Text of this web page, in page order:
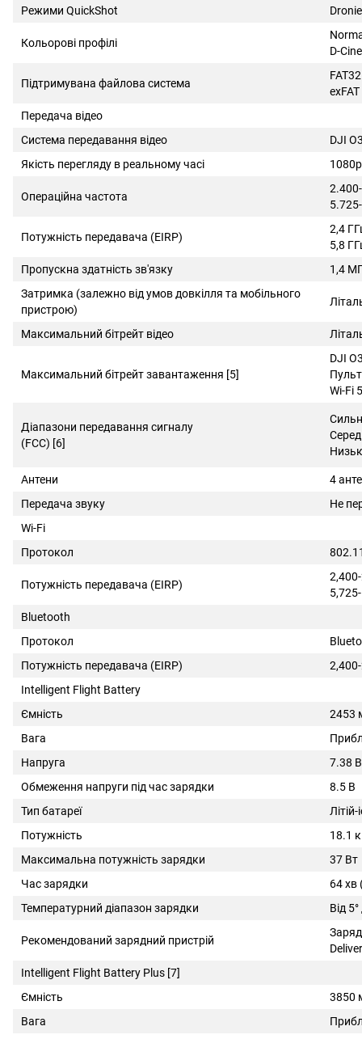
Режими QuickShot
Кольорові профілі
D-
Підтримувана файлова система
Передача відео
Система передавання відео
DJI
Якість перегляду в реальному часі
Операційна частота
Потужність передавача (EIRP)
2,4
5,8
Пропускна здатність зв'язку
1,4
Затримка (залежно від умов довкілля та мобільного
пристрою)
Максимальний бітрейт відео
Максимальний бітрейт завантаження [5]
DJI
Wi-Fi
Діапазони передавання сигналу
(FCC) [6]
Антени
4
Передача звуку
Не
Wi-Fi
Протокол
Потужність передавача (EIRP)
Bluetooth
Протокол
Потужність передавача (EIRP)
Intelligent Flight Battery
Ємність
2453
Вага
Напруга
7.38 В
Обмеження напруги під час зарядки
8.5 В
Тип батареї
Потужність
18.1
Максимальна потужність зарядки
37 Вт
Час зарядки
64 хв
Температурний діапазон зарядки
Від
Рекомендований зарядний пристрій
Intelligent Flight Battery Plus [7]
Ємність
3850
Вага